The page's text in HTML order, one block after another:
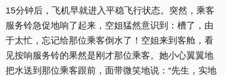
15分钟后，飞机早就进入平稳飞行状态。突然，乘客
服务铃急促地响了起来，空姐猛然意识到：槽了，由
于太忙，忘记给那位乘客倒水了！空姐来到客舱，看
见按响服务铃的果然是刚才那位乘客。她小心翼翼地
把水送到那位乘客跟前，面带微笑地说：“先生，实地